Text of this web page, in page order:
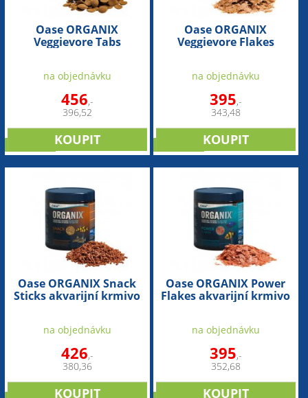
Oase ORGANIX
Veggievore Tabs
na objednávku
456,-
396,52
Oase ORGANIX
Veggievore Flakes
na objednávku
395,-
343,48
Oase ORGANIX Snack
Sticks akvarijní krmivo
na objednávku
426,-
380,36
Oase ORGANIX Power
Flakes akvarijní krmivo
na objednávku
395,-
352,68